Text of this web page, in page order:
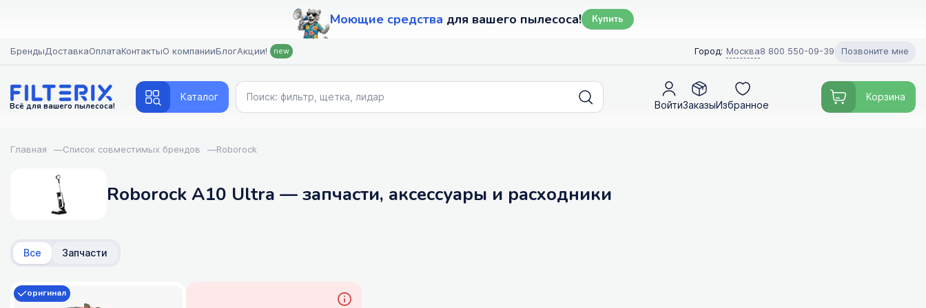
Моющие средства для вашего пылесоса! Купить
БрендыДоставкаОплатаКонтактыО компанииБлогАкции! new Город: Москва8 800 550-09-39 Позвоните мне
Всё для вашего пылесоса!
Каталог
ВойтиЗаказыИзбранное
Корзина
Главная —Список совместимых брендов —Roborock
Roborock A10 Ultra — запчасти, аксессуары и расходники
Все Запчасти
оригинал